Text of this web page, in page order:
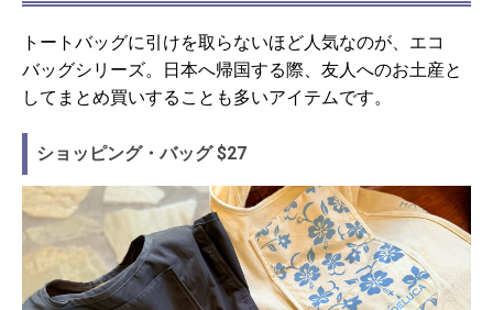
トートバッグに引けを取らないほど人気なのが、エコ
バッグシリーズ。日本へ帰国する際、友人へのお土産と
してまとめ買いすることも多いアイテムです。
ショッピング・バッグ $27